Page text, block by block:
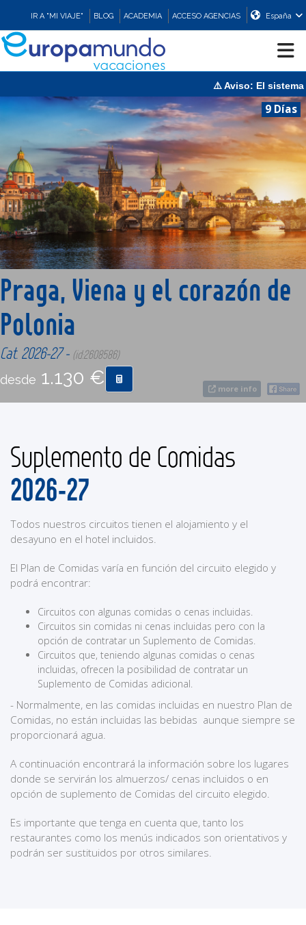
IR A "MI VIAJE" BLOG ACADEMIA ACCESO AGENCIAS España
EUROPA
ASIA
ORIENTE
PROMOCIONES
COMPRAR
⚠️ Aviso: El sistema
9 Días
more info
Praga, Viena y el corazón de
Polonia
Cat. 2026-27 - (id:2608586)
desde 1.130 €
Suplemento de Comidas
2026-27
Todos nuestros circuitos tienen el alojamiento y el
desayuno en el hotel incluidos.
El Plan de Comidas varía en función del circuito elegido y
podrá encontrar:
Circuitos con algunas comidas o cenas incluidas.
Circuitos sin comidas ni cenas incluidas pero con la
opción de contratar un Suplemento de Comidas.
Circuitos que, teniendo algunas comidas o cenas
incluidas, ofrecen la posibilidad de contratar un
Suplemento de Comidas adicional.
- Normalmente, en las comidas incluidas en nuestro Plan de
Comidas, no están incluidas las bebidas aunque siempre se
proporcionará agua.
A continuación encontrará la información sobre los lugares
donde se servirán los almuerzos/ cenas incluidos o en
opción de suplemento de Comidas del circuito elegido.
Es importante que tenga en cuenta que, tanto los
restaurantes como los menús indicados son orientativos y
podrán ser sustituidos por otros similares.